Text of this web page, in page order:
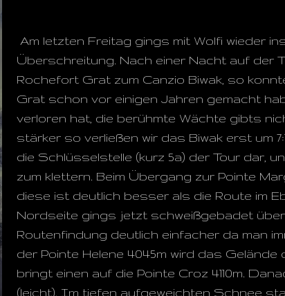
Am letzten Freitag gings mit Wolfi wieder
Überschreitung. Nach einer Nacht auf der
Rochefort Grat zum Canzio Biwak, so
Grat schon vor einigen Jahren gemacht
verloren hat, die berühmte Wächte gibts
stärker so verließen wir das Biwak erst um
die Schlüsselstelle (kurz 5a) der Tour dar,
zum klettern. Beim Übergang zur Pointe
diese ist deutlich besser als die Route im
Nordseite gings jetzt schweißgebadet
Routenfindung deutlich einfacher da man
der Pointe Helene 4045m wird das
bringt einen auf die Pointe Croz 4110m.
(leicht). Im tiefen aufgeweichten Schnee